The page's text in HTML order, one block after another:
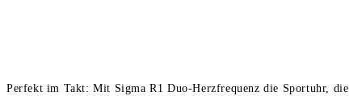
Perfekt im Takt: Mit Sigma R1 Duo-Herzfrequenz die Sportuhr, die